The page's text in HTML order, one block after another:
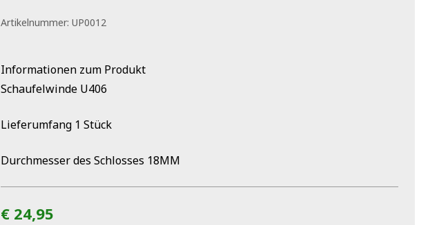
Artikelnummer: UP0012
Informationen zum Produkt
Schaufelwinde U406
Lieferumfang 1 Stück
Durchmesser des Schlosses 18MM
€ 24,95